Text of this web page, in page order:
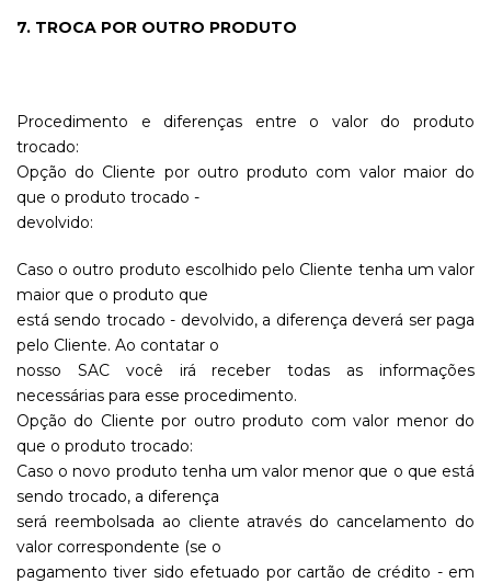
7. TROCA POR OUTRO PRODUTO
Procedimento e diferenças entre o valor do produto
trocado:
Opção do Cliente por outro produto com valor maior do
que o produto trocado -
devolvido:
Caso o outro produto escolhido pelo Cliente tenha um valor
maior que o produto que
está sendo trocado - devolvido, a diferença deverá ser paga
pelo Cliente. Ao contatar o
nosso SAC você irá receber todas as informações
necessárias para esse procedimento.
Opção do Cliente por outro produto com valor menor do
que o produto trocado:
Caso o novo produto tenha um valor menor que o que está
sendo trocado, a diferença
será reembolsada ao cliente através do cancelamento do
valor correspondente (se o
pagamento tiver sido efetuado por cartão de crédito - em